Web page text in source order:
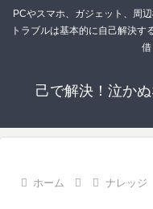
PCやスマホ、ガジェット、周
トラブルは基本的に自己解決す
借
己で解決！泣か
ホーム ナレッジ